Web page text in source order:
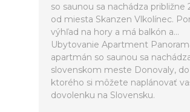
so saunou sa nachádza približne
od miesta Skanzen Vlkolínec.
výhľad na hory a má balkón a...
Ubytovanie Apartment
apartmán so saunou sa
slovenskom meste Donovaly, do
ktorého si môžete naplánovať
dovolenku na Slovensku.